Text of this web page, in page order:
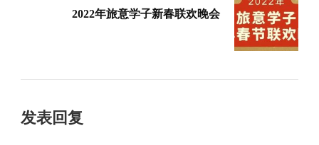
2022年旅意学子新春联欢晚会
发表回复